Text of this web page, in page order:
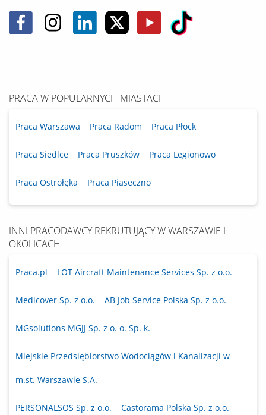
PRACA W POPULARNYCH MIASTACH
Praca Warszawa Praca Radom Praca Płock
Praca Siedlce Praca Pruszków Praca Legionowo
Praca Ostrołęka Praca Piaseczno
INNI PRACODAWCY REKRUTUJĄCY W WARSZAWIE I
OKOLICACH
Praca.pl LOT Aircraft Maintenance Services Sp. z o.o.
Medicover Sp. z o.o. AB Job Service Polska Sp. z o.o.
MGsolutions MGJJ Sp. z o. o. Sp. k.
Miejskie Przedsiębiorstwo Wodociągów i Kanalizacji w
m.st. Warszawie S.A.
PERSONALSOS Sp. z o.o. Castorama Polska Sp. z o.o.